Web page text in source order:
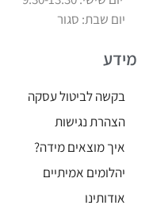
יום שבת: סגור
מידע
בקשה לביטול עסקה
הצהרת נגישות
איך מוצאים מידה?
יהלומים אמיתיים
אודותינו